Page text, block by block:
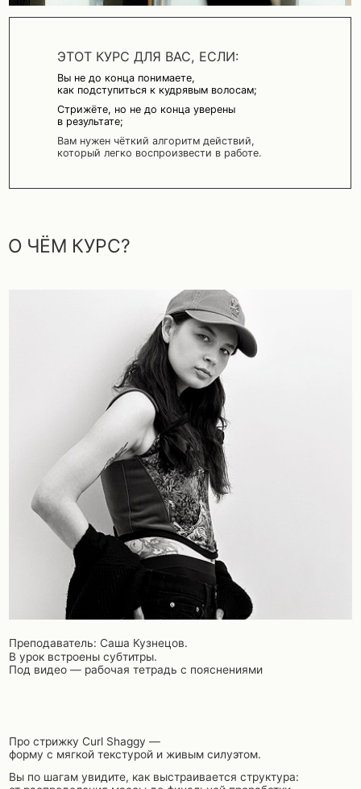
О ЧЁМ КУРС?
Преподаватель: Саша Кузнецов.
В урок встроены субтитры.
Под видео — рабочая тетрадь с пояснениями
Про стрижку Curl Shaggy —
форму с мягкой текстурой и живым силуэтом.
Вы по шагам увидите, как выстраивается структура:
от распределения массы до финальной проработки.
ФОРМАТ ОБУЧЕНИЯ